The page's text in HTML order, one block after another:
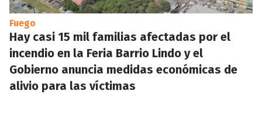
Fuego
Hay casi 15 mil familias afectadas por el
incendio en la Feria Barrio Lindo y el
Gobierno anuncia medidas económicas de
alivio para las víctimas